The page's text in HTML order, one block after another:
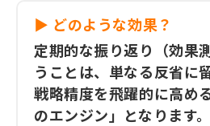
▶ どのような効果？
定期的な振り返り（効果
うことは、単なる反省に
戦略精度を飛躍的に高め
のエンジン」となります。